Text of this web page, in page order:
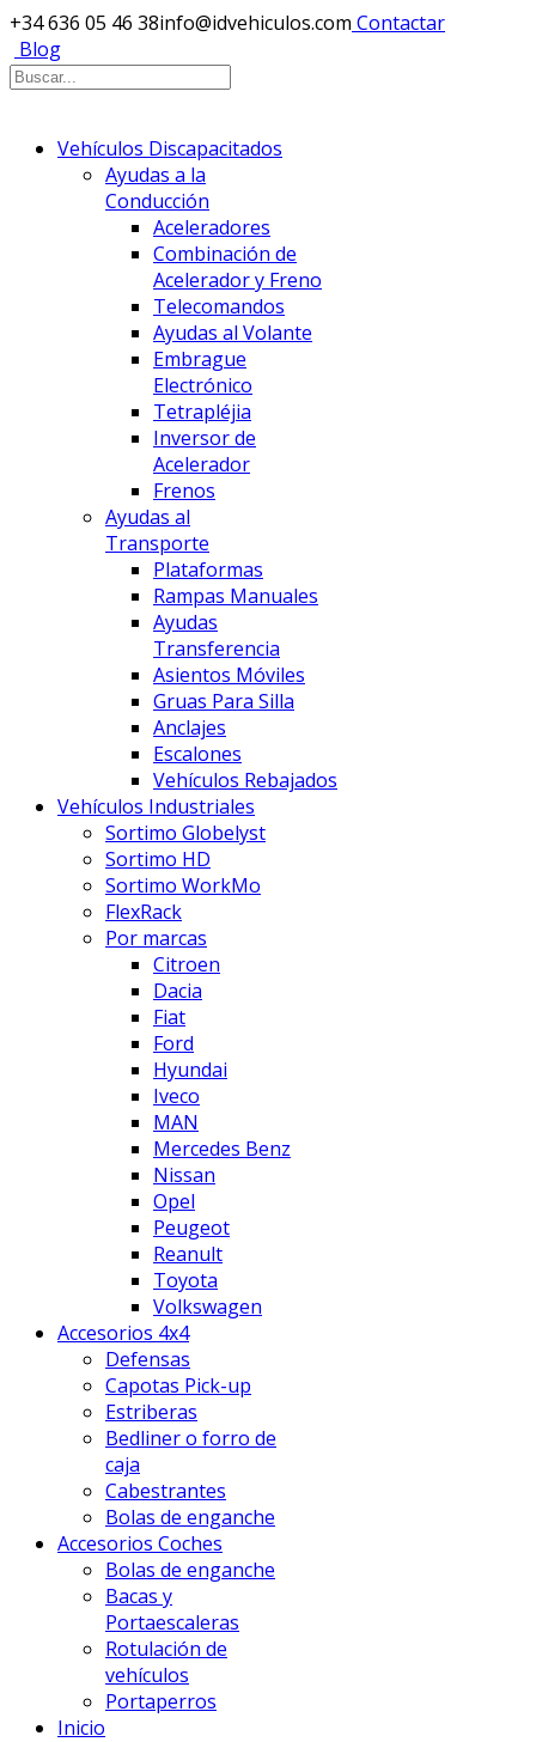
+34 636 05 46 38info@idvehiculos.com Contactar
Blog
Vehículos Discapacitados
Ayudas a la
Conducción
Aceleradores
Combinación de
Acelerador y Freno
Telecomandos
Ayudas al Volante
Embrague
Electrónico
Tetrapléjia
Inversor de
Acelerador
Frenos
Ayudas al
Transporte
Plataformas
Rampas Manuales
Ayudas
Transferencia
Asientos Móviles
Gruas Para Silla
Anclajes
Escalones
Vehículos Rebajados
Vehículos Industriales
Sortimo Globelyst
Sortimo HD
Sortimo WorkMo
FlexRack
Por marcas
Citroen
Dacia
Fiat
Ford
Hyundai
Iveco
MAN
Mercedes Benz
Nissan
Opel
Peugeot
Reanult
Toyota
Volkswagen
Accesorios 4x4
Defensas
Capotas Pick-up
Estriberas
Bedliner o forro de
caja
Cabestrantes
Bolas de enganche
Accesorios Coches
Bolas de enganche
Bacas y
Portaescaleras
Rotulación de
vehículos
Portaperros
Inicio